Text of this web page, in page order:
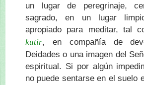
un lugar de peregrinaje,
sagrado, en un lugar
apropiado para meditar, tal
kutir, en compañía de
Deidades o una imagen del
espiritual. Si por algún
no puede sentarse en el suelo